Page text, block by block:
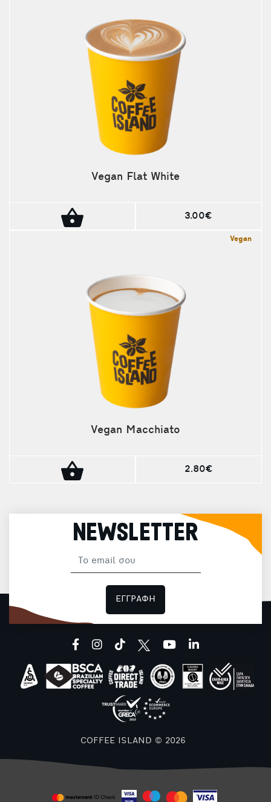
Vegan Flat White
3.00€
Vegan
Vegan Macchiato
2.80€
NEWSLETTER
ΕΓΓΡΑΦΗ
facebookinstagram
tiktok youtubelinkedin
COFFEE ISLAND © 2026